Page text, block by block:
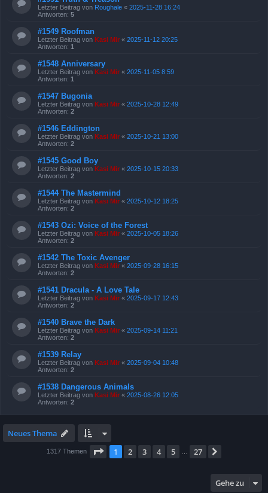
Letzter Beitrag von Roughale « 2025-11-28 16:24
Antworten: 5
#1549 Roofman
Letzter Beitrag von Kasi Mir « 2025-11-12 20:25
Antworten: 1
#1548 Anniversary
Letzter Beitrag von Kasi Mir « 2025-11-05 8:59
Antworten: 1
#1547 Bugonia
Letzter Beitrag von Kasi Mir « 2025-10-28 12:49
Antworten: 2
#1546 Eddington
Letzter Beitrag von Kasi Mir « 2025-10-21 13:00
Antworten: 2
#1545 Good Boy
Letzter Beitrag von Kasi Mir « 2025-10-15 20:33
Antworten: 2
#1544 The Mastermind
Letzter Beitrag von Kasi Mir « 2025-10-12 18:25
Antworten: 2
#1543 Ozi: Voice of the Forest
Letzter Beitrag von Kasi Mir « 2025-10-05 18:26
Antworten: 2
#1542 The Toxic Avenger
Letzter Beitrag von Kasi Mir « 2025-09-28 16:15
Antworten: 2
#1541 Dracula - A Love Tale
Letzter Beitrag von Kasi Mir « 2025-09-17 12:43
Antworten: 2
#1540 Brave the Dark
Letzter Beitrag von Kasi Mir « 2025-09-14 11:21
Antworten: 2
#1539 Relay
Letzter Beitrag von Kasi Mir « 2025-09-04 10:48
Antworten: 2
#1538 Dangerous Animals
Letzter Beitrag von Kasi Mir « 2025-08-26 12:05
Antworten: 2
Neues Thema
1317 Themen Seite 1von
1 2 3 4 5 27
Gehe zu